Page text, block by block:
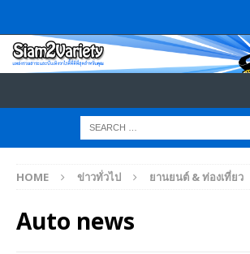
HOME ข่าวทั่วไป ยานยนต์ & ท่องเที่ยว
Auto news